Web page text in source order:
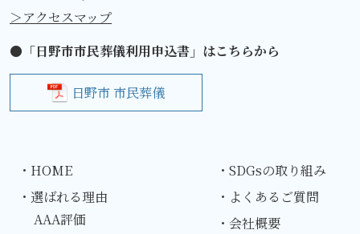
＞アクセスマップ
●「日野市市民葬儀利用申込書」はこちらから
日野市 市民葬儀
・HOME
・選ばれる理由
AAA評価
・SDGsの取り組み
・よくあるご質問
・会社概要